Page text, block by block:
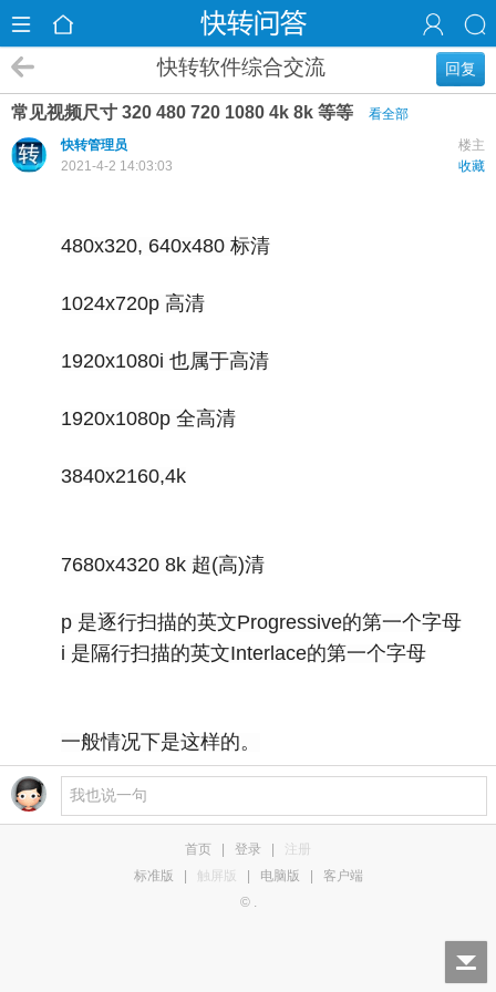
回复
快转软件综合交流
常见视频尺寸 320 480 720 1080 4k 8k 等等
看全部
楼主
快转管理员
收藏
2021-4-2 14:03:03
480x320, 640x480 标清
1024x720p 高清
1920x1080i 也属于高清
1920x1080p 全高清
3840x2160,4k
7680x4320 8k 超(高)清
p 是逐行扫描的英文Progressive的第一个字母
i 是隔行扫描的英文Interlace的第一个字母
一般情况下是这样的。
首页 登录
注册
标准版
触屏版 电脑版
客户端
© .